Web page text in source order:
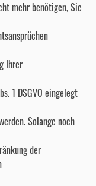
mehr benötigen, Sie
Ihrer
1 DSGVO eingelegt
Solange noch
der